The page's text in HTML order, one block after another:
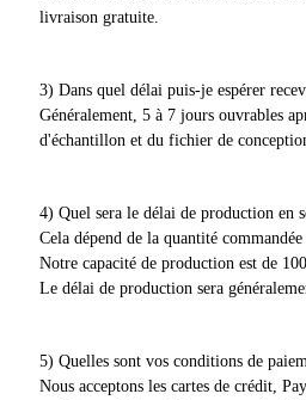
livraison gratuite.
3) Dans quel délai puis-je espérer
Généralement, 5 à 7 jours ouvrables
d'échantillon et du fichier de
4) Quel sera le délai de production en
Cela dépend de la quantité
Notre capacité de production est de
Le délai de production sera
5) Quelles sont vos conditions de
Nous acceptons les cartes de crédit,